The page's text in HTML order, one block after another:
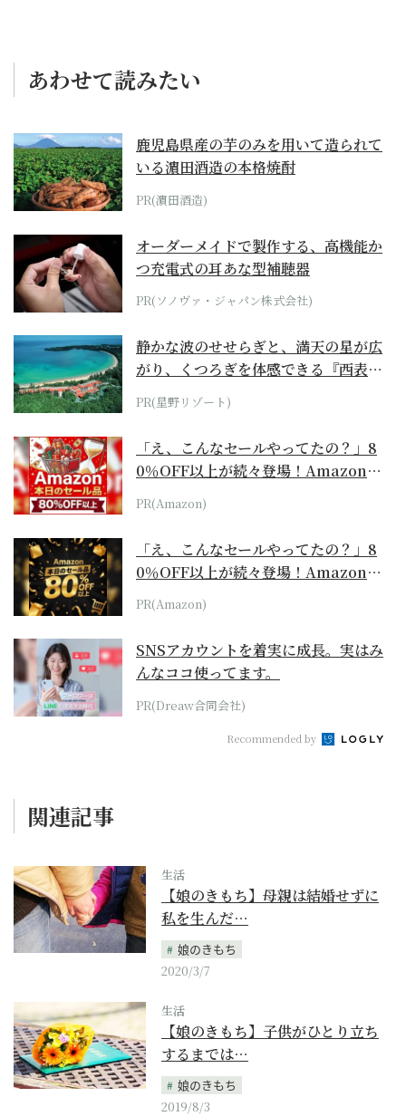
あわせて読みたい
鹿児島県産の芋のみを用いて造られて
いる濵田酒造の本格焼酎
PR(濵田酒造)
オーダーメイドで製作する、高機能か
つ充電式の耳あな型補聴器
PR(ソノヴァ・ジャパン株式会社)
静かな波のせせらぎと、満天の星が広
がり、くつろぎを体感できる『西表島
ホテル by...
PR(星野リゾート)
「え、こんなセールやってたの？」8
0％OFF以上が続々登場！Amazonの
本気が...
PR(Amazon)
「え、こんなセールやってたの？」8
0％OFF以上が続々登場！Amazonの
本気が...
PR(Amazon)
SNSアカウントを着実に成長。実はみ
んなココ使ってます。
PR(Dreaw合同会社)
Recommended by
関連記事
生活
【娘のきもち】母親は結婚せずに
私を生んだ…
娘のきもち
2020/3/7
生活
【娘のきもち】子供がひとり立ち
するまでは…
娘のきもち
2019/8/3